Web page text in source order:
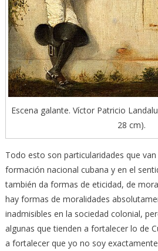
Escena galante. Víctor Patricio
28 cm).
Todo esto son particularidades que
formación nacional cubana y en el
también da formas de eticidad, de
hay formas de moralidades
inadmisibles en la sociedad colonial,
algunas que tienden a fortalecer lo de
a fortalecer que yo no soy